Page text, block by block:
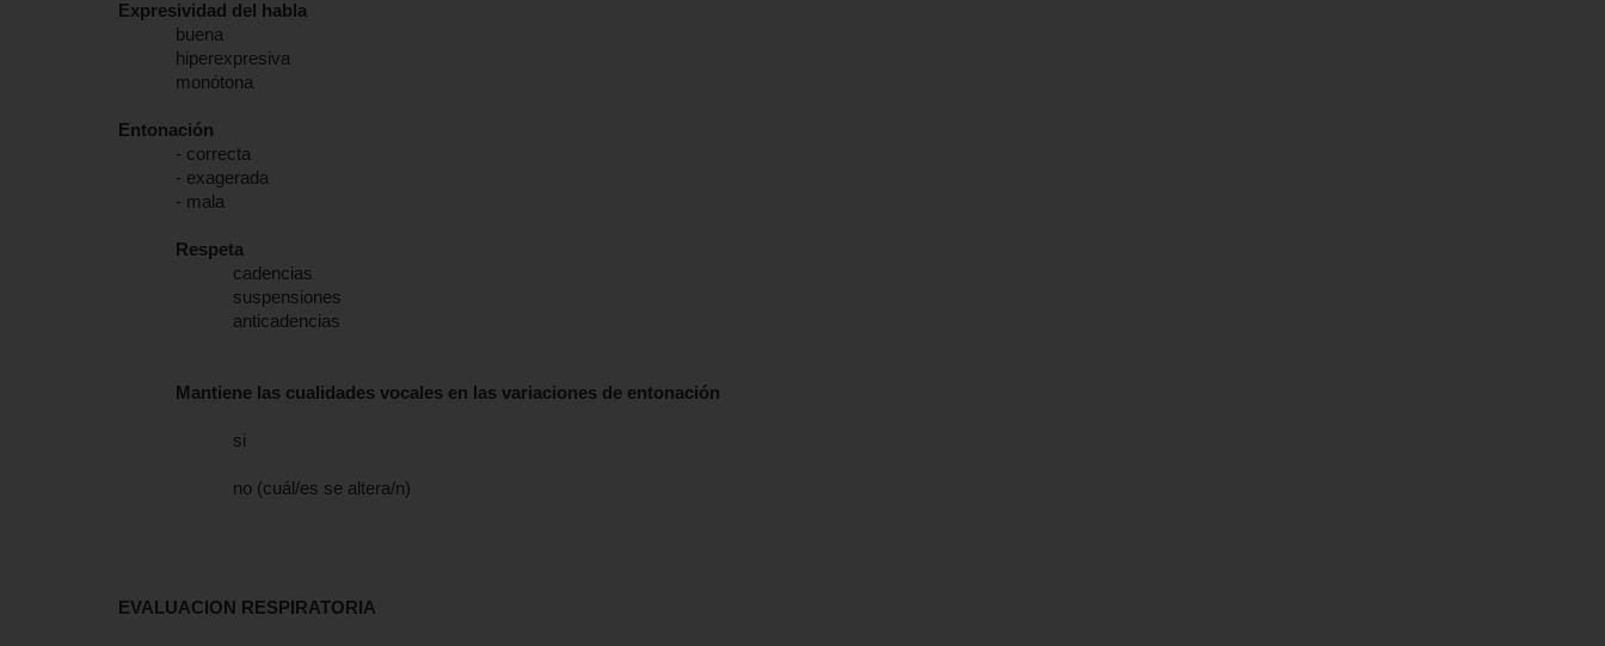
Expresividad del habla
buena
hiperexpresiva
monótona
Entonación
- correcta
- exagerada
- mala
Respeta
cadencias
suspensiones
anticadencias
Mantiene las cualidades vocales en las variaciones de entonación
si
no (cuál/es se altera/n)
EVALUACION RESPIRATORIA